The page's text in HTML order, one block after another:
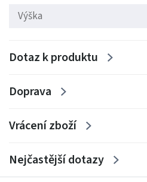
Výška
Dotaz k produktu
Doprava
Vrácení zboží
Nejčastější dotazy